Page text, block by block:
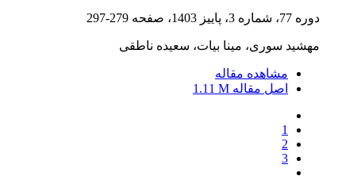
دوره 77، شماره 3، پاییز 1403، صفحه 279-297
مهشید سوری، مینا بیات، سعیده ناطقی
مشاهده مقاله
اصل مقاله 1.11 M
1
2
3